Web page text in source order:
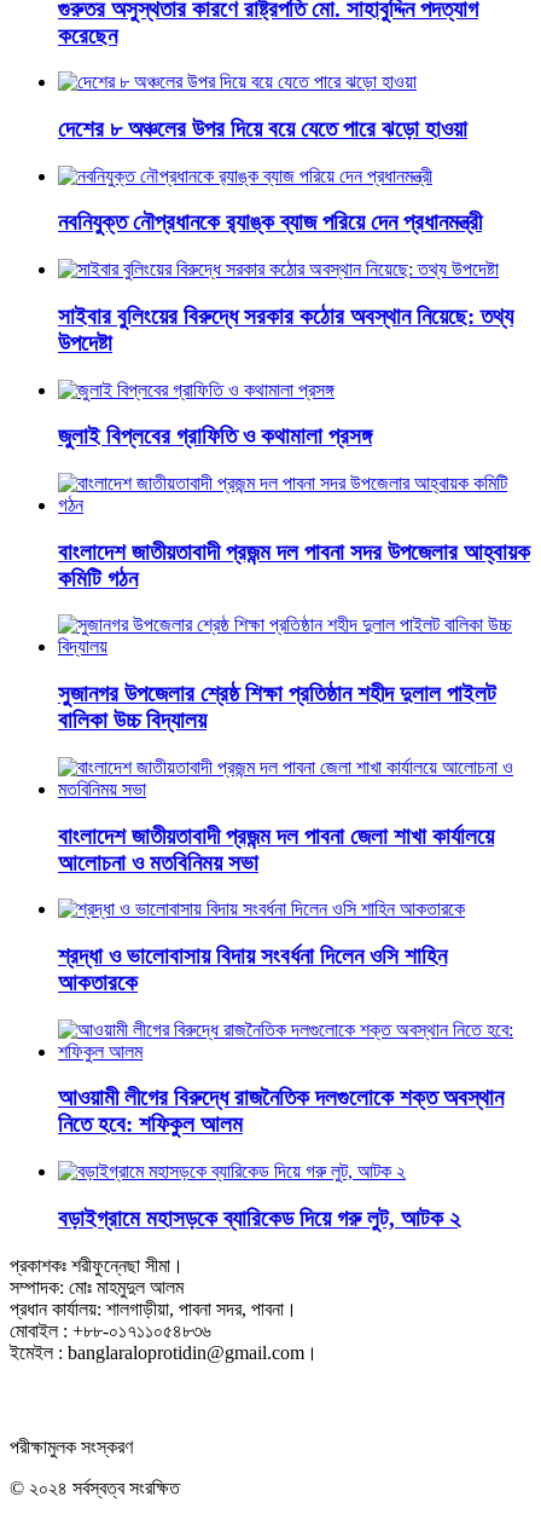
গুরুতর অসুস্থতার কারণে রাষ্ট্রপতি মো. সাহাবুদ্দিন পদত্যাগ
করেছেন
দেশের ৮ অঞ্চলের উপর দিয়ে বয়ে যেতে পারে ঝড়ো হাওয়া
নবনিযুক্ত নৌপ্রধানকে র‌্যাঙ্ক ব্যাজ পরিয়ে দেন প্রধানমন্ত্রী
সাইবার বুলিংয়ের বিরুদ্ধে সরকার কঠোর অবস্থান নিয়েছে: তথ্য
উপদেষ্টা
জুলাই বিপ্লবের গ্রাফিতি ও কথামালা প্রসঙ্গ
বাংলাদেশ জাতীয়তাবাদী প্রজন্ম দল পাবনা সদর উপজেলার আহ্বায়ক
কমিটি গঠন
সুজানগর উপজেলার শ্রেষ্ঠ শিক্ষা প্রতিষ্ঠান শহীদ দুলাল পাইলট
বালিকা উচ্চ বিদ্যালয়
বাংলাদেশ জাতীয়তাবাদী প্রজন্ম দল পাবনা জেলা শাখা কার্যালয়ে
আলোচনা ও মতবিনিময় সভা
শ্রদ্ধা ও ভালোবাসায় বিদায় সংবর্ধনা দিলেন ওসি শাহিন
আকতারকে
আওয়ামী লীগের বিরুদ্ধে রাজনৈতিক দলগুলোকে শক্ত অবস্থান
নিতে হবে: শফিকুল আলম
বড়াইগ্রামে মহাসড়কে ব্যারিকেড দিয়ে গরু লুট, আটক ২
প্রকাশকঃ শরীফুন্নেছা সীমা।
সম্পাদক: মোঃ মাহমুদুল আলম
প্রধান কার্যালয়: শালগাড়ীয়া, পাবনা সদর, পাবনা।
মোবাইল : +৮৮-০১৭১১০৫৪৮৩৬
ইমেইল : banglaraloprotidin@gmail.com।
পরীক্ষামুলক সংস্করণ
© ২০২৪ সর্বস্বত্ব সংরক্ষিত